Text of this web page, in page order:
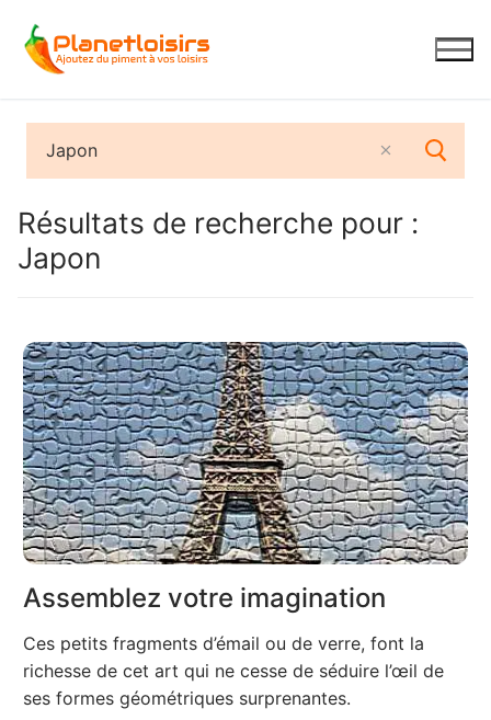
contenu
Résultats de recherche pour :
Japon
Assemblez votre imagination
Ces petits fragments d’émail ou de verre, font la
richesse de cet art qui ne cesse de séduire l’œil de
ses formes géométriques surprenantes.